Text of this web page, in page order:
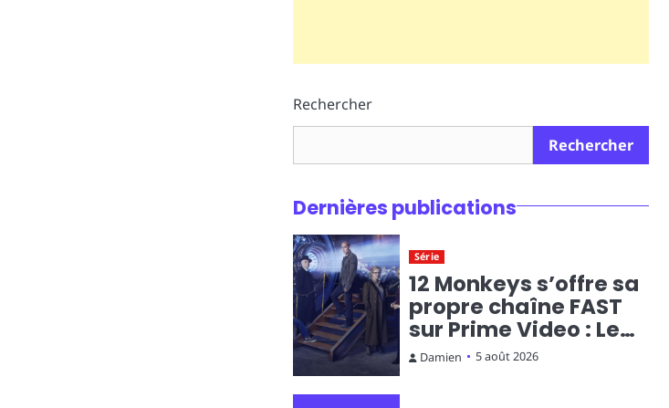
Rechercher
Rechercher
Dernières publications
Série
12 Monkeys s’offre sa
propre chaîne FAST
sur Prime Video : Le
voyage temporel en
Damien 5 août 2026